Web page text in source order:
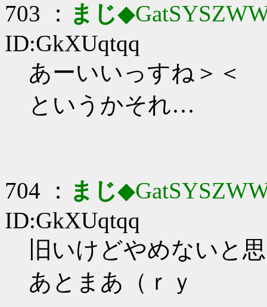
703 ： まじ
ID:GkXUqtqq
あーいいっすね＞＜
というかそれ…
704 ： まじ
ID:GkXUqtqq
旧いけどやめないと
あとまあ（ｒｙ